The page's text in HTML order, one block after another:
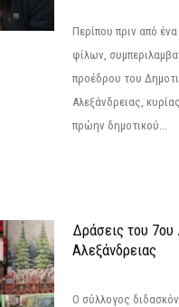
Περίπου πριν από
φίλων,
προέδρου του
Αλεξάνδρειας,
πρώην δημοτικού...
Δράσεις του 7ου
Αλεξάνδρειας
Ο σύλλογος